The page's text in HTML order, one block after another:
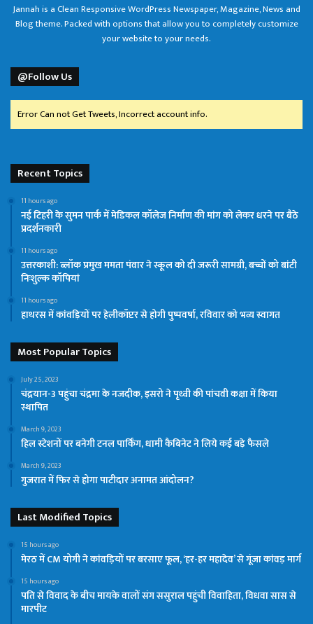
Jannah is a Clean Responsive WordPress Newspaper, Magazine, News and
Blog theme. Packed with options that allow you to completely customize
your website to your needs.
@Follow Us
Error Can not Get Tweets, Incorrect account info.
Recent Topics
11 hours ago
नई टिहरी के सुमन पार्क में मेडिकल कॉलेज निर्माण की मांग को लेकर धरने पर बैठे
प्रदर्शनकारी
11 hours ago
उत्तरकाशी: ब्लॉक प्रमुख ममता पंवार ने स्कूल को दी जरूरी सामग्री, बच्चों को बांटी
निःशुल्क कॉपियां
11 hours ago
हाथरस में कांवड़ियों पर हेलीकॉप्टर से होगी पुष्पवर्षा, रविवार को भव्य स्वागत
Most Popular Topics
July 25, 2023
चंद्रयान-3 पहुंचा चंद्रमा के नजदीक, इसरो ने पृथ्वी की पांचवी कक्षा में किया
स्थापित
March 9, 2023
हिल स्टेशनों पर बनेगी टनल पार्किंग, धामी कैबिनेट ने लिये कई बड़े फैसले
March 9, 2023
गुजरात में फिर से होगा पाटीदार अनामत आंदोलन?
Last Modified Topics
15 hours ago
मेरठ में CM योगी ने कांवड़ियों पर बरसाए फूल, ‘हर-हर महादेव’ से गूंजा कांवड़ मार्ग
15 hours ago
पति से विवाद के बीच मायके वालों संग ससुराल पहुंची विवाहिता, विधवा सास से
मारपीट